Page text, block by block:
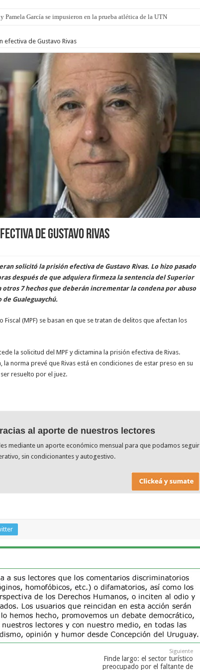
Pamela García se impusieron en la prueba atlética de la UTN
efectiva de Gustavo Rivas
de Gustavo Rivas
solicitó la prisión efectiva de Gustavo Rivas. Lo hizo pasado
después de que adquiera firmeza la sentencia del Superior
otros 7 hechos que deberán incrementar la condena por abuso
de Gualeguaychú.
(MPF) se basan en que se tratan de delitos que afectan los
la solicitud del MPF y dictamina la prisión efectiva de Rivas.
norma prevé que Rivas está en condiciones de estar preso en su
resuelto por el juez.
al aporte de nuestros lectores
mediante un aporte económico mensual para que podamos seguir
sin condicionantes y autogestivo.
Siguiente
Finde largo: el sector turístico
preocupado por el faltante de